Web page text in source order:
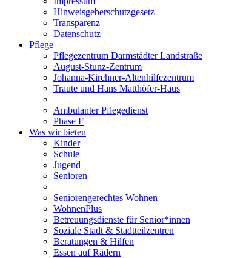
Hinweisgeberschutzgesetz
Transparenz
Datenschutz
Pflege
Pflegezentrum Darmstädter Landstraße
August-Stunz-Zentrum
Johanna-Kirchner-Altenhilfezentrum
Traute und Hans Matthöfer-Haus
Ambulanter Pflegedienst
Phase F
Was wir bieten
Kinder
Schule
Jugend
Senioren
Seniorengerechtes Wohnen
WohnenPlus
Betreuungsdienste für Senior*innen
Soziale Stadt & Stadtteilzentren
Beratungen & Hilfen
Essen auf Rädern